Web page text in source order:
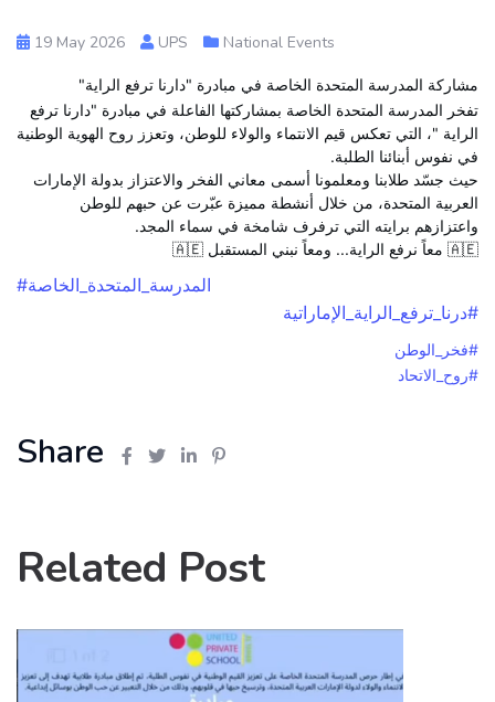
19 May 2026 UPS National Events
مشاركة المدرسة المتحدة الخاصة في مبادرة "دارنا ترفع الراية"
تفخر المدرسة المتحدة الخاصة بمشاركتها الفاعلة في مبادرة "دارنا ترفع
الراية "، التي تعكس قيم الانتماء والولاء للوطن، وتعزز روح الهوية الوطنية
في نفوس أبنائنا الطلبة.
حيث جسّد طلابنا ومعلمونا أسمى معاني الفخر والاعتزاز بدولة الإمارات
العربية المتحدة، من خلال أنشطة مميزة عبّرت عن حبهم للوطن
واعتزازهم برايته التي ترفرف شامخة في سماء المجد.
🇦🇪 معاً نرفع الراية... ومعاً نبني المستقبل 🇦🇪
#المدرسة_المتحدة_الخاصة
#درنا_ترفع_الراية_الإماراتية
#فخر_الوطن
#روح_الاتحاد
Share
Related Post